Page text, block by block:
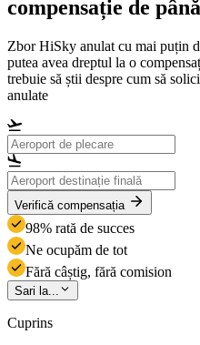
compensație de
Zbor HiSky anulat cu mai puțin
putea avea dreptul la o
trebuie să știi despre cum să
anulate
Verifică compensația
98% rată de succes
Ne ocupăm de tot
Fără câștig, fără comision
Sari la...
Cuprins